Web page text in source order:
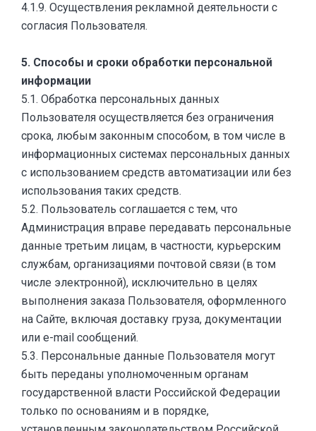
4.1.9. Осуществления рекламной деятельности с
согласия Пользователя.
5. Способы и сроки обработки персональной
информации
5.1. Обработка персональных данных
Пользователя осуществляется без ограничения
срока, любым законным способом, в том числе в
информационных системах персональных данных
с использованием средств автоматизации или без
использования таких средств.
5.2. Пользователь соглашается с тем, что
Администрация вправе передавать персональные
данные третьим лицам, в частности, курьерским
службам, организациями почтовой связи (в том
числе электронной), исключительно в целях
выполнения заказа Пользователя, оформленного
на Сайте, включая доставку груза, документации
или e-mail сообщений.
5.3. Персональные данные Пользователя могут
быть переданы уполномоченным органам
государственной власти Российской Федерации
только по основаниям и в порядке,